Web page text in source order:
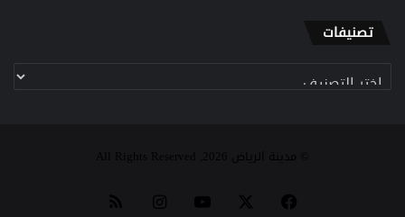
تصنيفات
تصنيفات
© مدينة الرياض 2026, All Rights Reserved
فيسبوك ‫YouTube انستقرام